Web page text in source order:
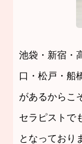
池袋・新宿・
口・松戸・船
があるからこ
セラピストで
となっており